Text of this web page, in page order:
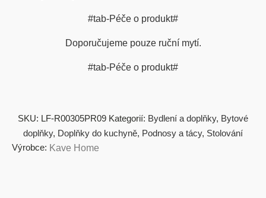
#tab-Péče o produkt#
Doporučujeme pouze ruční mytí.
#tab-Péče o produkt#
SKU: LF-R00305PR09 Kategorií: Bydlení a doplňky, Bytové
doplňky, Doplňky do kuchyně, Podnosy a tácy, Stolování
Výrobce: Kave Home